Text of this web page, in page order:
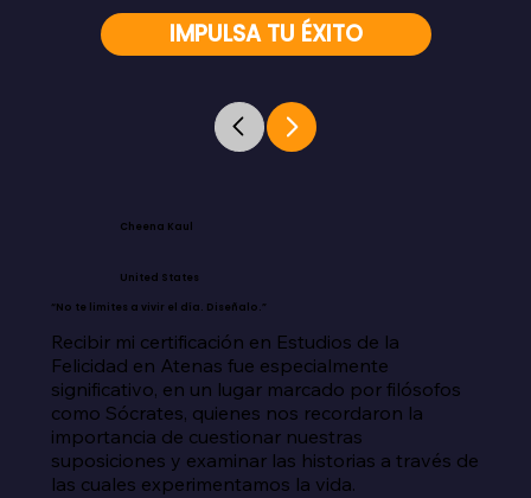
IMPULSA TU ÉXITO
Cheena Kaul
United States
“No te limites a vivir el día. Diseñalo.”
Recibir mi certificación en Estudios de la
Felicidad en Atenas fue especialmente
significativo, en un lugar marcado por filósofos
como Sócrates, quienes nos recordaron la
importancia de cuestionar nuestras
suposiciones y examinar las historias a través de
las cuales experimentamos la vida.